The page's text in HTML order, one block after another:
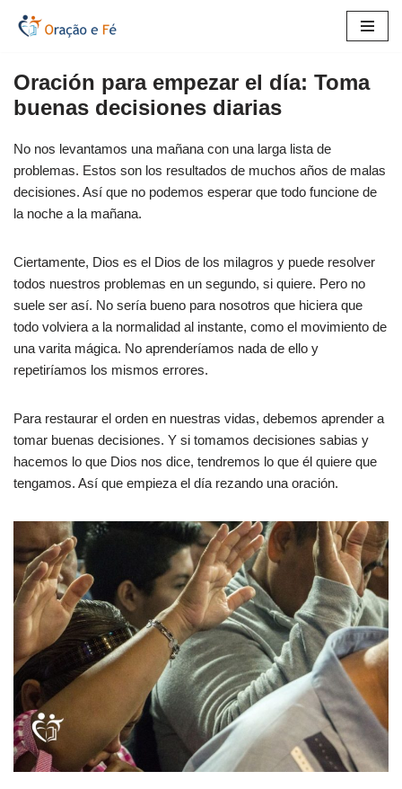
contenido
Oración para empezar el día: Toma
buenas decisiones diarias
No nos levantamos una mañana con una larga lista de
problemas. Estos son los resultados de muchos años de malas
decisiones. Así que no podemos esperar que todo funcione de
la noche a la mañana.
Ciertamente, Dios es el Dios de los milagros y puede resolver
todos nuestros problemas en un segundo, si quiere. Pero no
suele ser así. No sería bueno para nosotros que hiciera que
todo volviera a la normalidad al instante, como el movimiento de
una varita mágica. No aprenderíamos nada de ello y
repetiríamos los mismos errores.
Para restaurar el orden en nuestras vidas, debemos aprender a
tomar buenas decisiones. Y si tomamos decisiones sabias y
hacemos lo que Dios nos dice, tendremos lo que él quiere que
tengamos. Así que empieza el día rezando una oración.